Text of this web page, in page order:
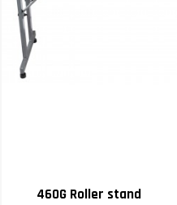
460G Roller stand